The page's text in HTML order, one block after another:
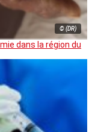
© (DR)
dans la région du